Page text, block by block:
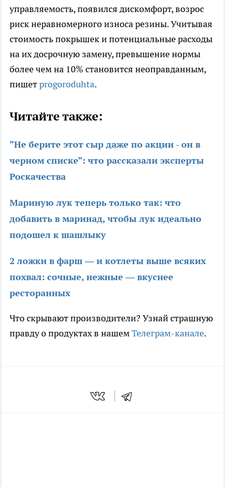
управляемость, появился дискомфорт, возрос
риск неравномерного износа резины. Учитывая
стоимость покрышек и потенциальные расходы
на их досрочную замену, превышение нормы
более чем на 10% становится неоправданным,
пишетprogoroduhta.
Читайте также:
"Не берите этот сыр даже по акции - он в
черном списке": что рассказали эксперты
Роскачества
Мариную лук теперь только так: что
добавить в маринад, чтобы лук идеально
подошел к шашлыку
2 ложки в фарш — и котлеты выше всяких
похвал: сочные, нежные — вкуснее
ресторанных
Что скрывают производители? Узнай страшную
правду о продуктах в нашемТелеграм-канале.